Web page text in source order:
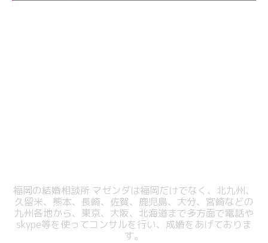
福岡の結婚相談所 マゼンダは福岡だけでなく、北九州、
久留米、熊本、長崎、佐賀、鹿児島、大分、宮崎などの
九州各地から、東京、大阪、北海道まで多方面で電話や
skype等を使ってコンサルを行い、成婚をあげておりま
す。